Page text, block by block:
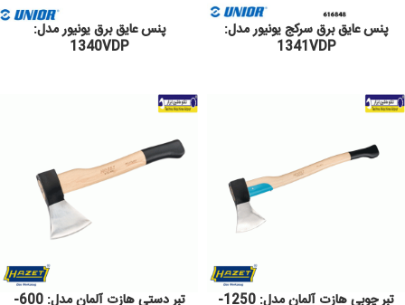
پنس عایق برق سرکج یونیور مدل:
1341VDP
پنس عایق برق یونیور مدل:
1340VDP
تبر چوبی هازت آلمان مدل: 1250- تبر دستی هازت آلمان مدل: 600-